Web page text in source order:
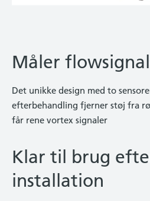
Måler
Det unikke design med to
efterbehandling fjerner støj fra
får rene vortex signaler
Klar til brug
installation